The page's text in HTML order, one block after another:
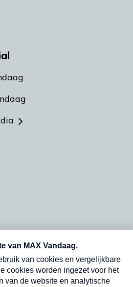
en dinsdagochtend in
Verzend